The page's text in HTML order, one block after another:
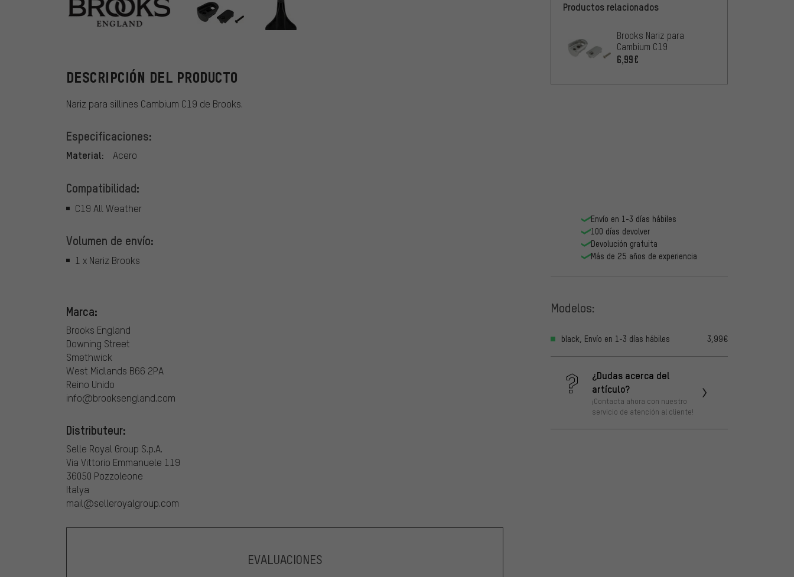
Brooks
DESCRIPCIÓN DEL PRODUCTO
Nariz para sillines Cambium C19 de Brooks.
Especificaciones:
Material: Acero
Compatibilidad:
C19 All Weather
Volumen de envío:
1 x Nariz Brooks
Marca:
Brooks England
Downing Street
Smethwick
West Midlands B66 2PA
Reino Unido
info@brooksengland.com
Distributeur:
Selle Royal Group S.p.A.
Via Vittorio Emmanuele 119
36050 Pozzoleone
Italya
mail@selleroyalgroup.com
Productos relacionados
Brooks Nariz para
Cambium C19
6,99€
Envío en 1-3 días hábiles
100 días devolver
Devolución gratuita
Más de 25 años de experiencia
Modelos:
black, Envío en 1-3 días hábiles 3,99€
¿Dudas acerca del
artículo?
¡Contacta ahora con nuestro
servicio de atención al cliente!
EVALUACIONES